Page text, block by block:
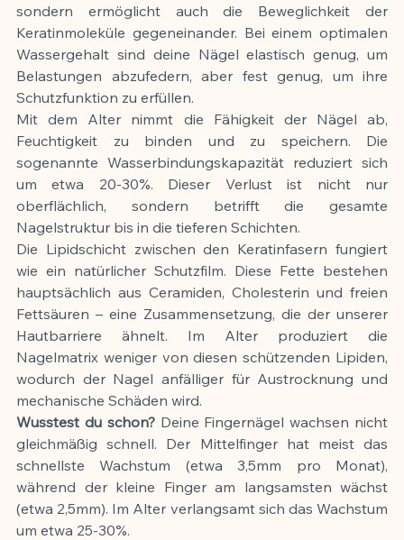
sondern ermöglicht auch die Beweglichkeit der
Keratinmoleküle gegeneinander. Bei einem optimalen
Wassergehalt sind deine Nägel elastisch genug, um
Belastungen abzufedern, aber fest genug, um ihre
Schutzfunktion zu erfüllen.
Mit dem Alter nimmt die Fähigkeit der Nägel ab,
Feuchtigkeit zu binden und zu speichern. Die
sogenannte Wasserbindungskapazität reduziert sich
um etwa 20-30%. Dieser Verlust ist nicht nur
oberflächlich, sondern betrifft die gesamte
Nagelstruktur bis in die tieferen Schichten.
Die Lipidschicht zwischen den Keratinfasern fungiert
wie ein natürlicher Schutzfilm. Diese Fette bestehen
hauptsächlich aus Ceramiden, Cholesterin und freien
Fettsäuren – eine Zusammensetzung, die der unserer
Hautbarriere ähnelt. Im Alter produziert die
Nagelmatrix weniger von diesen schützenden Lipiden,
wodurch der Nagel anfälliger für Austrocknung und
mechanische Schäden wird.
Wusstest du schon? Deine Fingernägel wachsen nicht
gleichmäßig schnell. Der Mittelfinger hat meist das
schnellste Wachstum (etwa 3,5mm pro Monat),
während der kleine Finger am langsamsten wächst
(etwa 2,5mm). Im Alter verlangsamt sich das Wachstum
um etwa 25-30%.